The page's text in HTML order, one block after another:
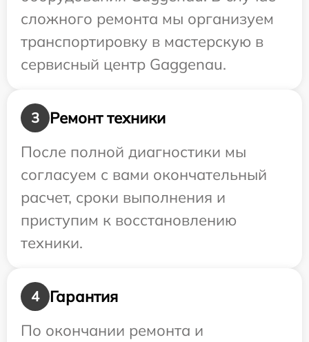
сложного ремонта мы организуем
транспортировку в мастерскую в
сервисный центр Gaggenau.
3
Ремонт техники
После полной диагностики мы
согласуем с вами окончательный
расчет, сроки выполнения и
приступим к восстановлению
техники.
4
Гарантия
По окончании ремонта и